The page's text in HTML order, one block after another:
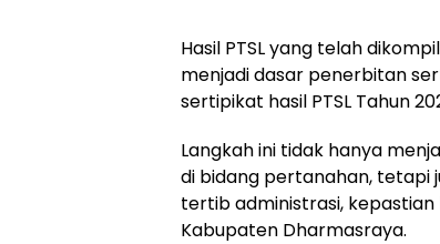
​Hasil PTSL yang telah
menjadi dasar penerbitan
sertipikat hasil PTSL Tahun
​Langkah ini tidak hanya
di bidang pertanahan, tetapi
tertib administrasi,
Kabupaten Dharmasraya.